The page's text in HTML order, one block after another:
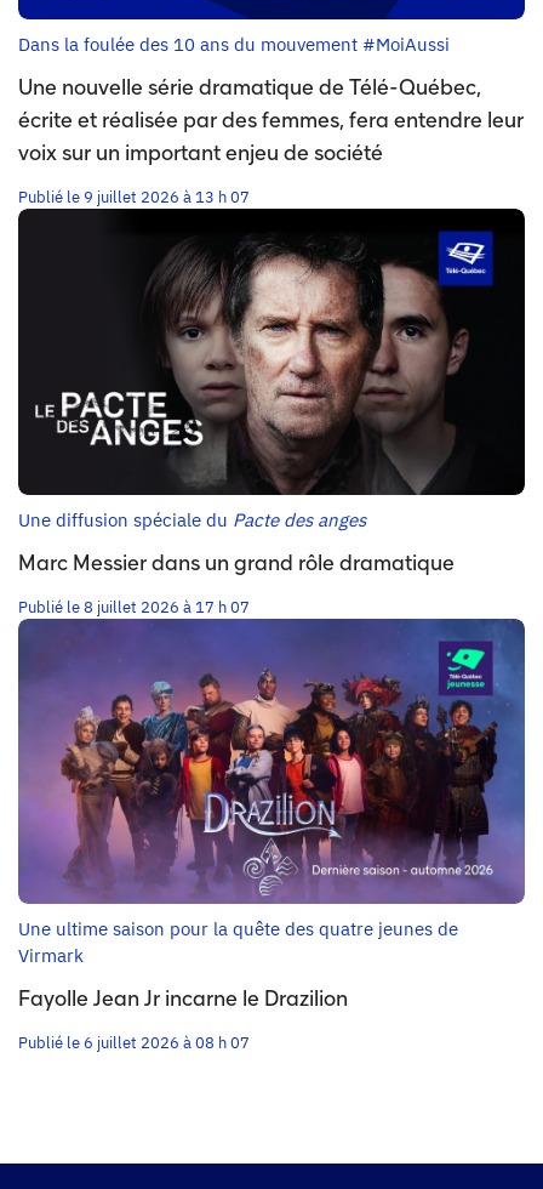
Dans la foulée des 10 ans du mouvement #MoiAussi
Une nouvelle série dramatique de Télé-Québec,
écrite et réalisée par des femmes, fera entendre leur
voix sur un important enjeu de société
Publié le 9 juillet 2026 à 13 h 07
Une diffusion spéciale du Pacte des anges
Marc Messier dans un grand rôle dramatique
Publié le 8 juillet 2026 à 17 h 07
Une ultime saison pour la quête des quatre jeunes de
Virmark
Fayolle Jean Jr incarne le Drazilion
Publié le 6 juillet 2026 à 08 h 07